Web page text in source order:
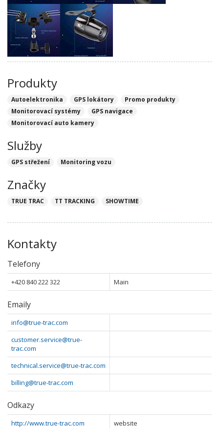
Produkty
Autoelektronika GPS lokátory
Promo produkty
Monitorovací systémy
GPS navigace
Monitorovací auto kamery
Služby
GPS střežení Monitoring vozu
Značky
TRUE TRAC TT TRACKING SHOWTIME
Kontakty
Telefony
+420 840 222 322 Main
Emaily
info@true-trac.com
customer.service@true-
trac.com
technical.service@true-trac.com
billing@true-trac.com
Odkazy
http://www.true-trac.com
website